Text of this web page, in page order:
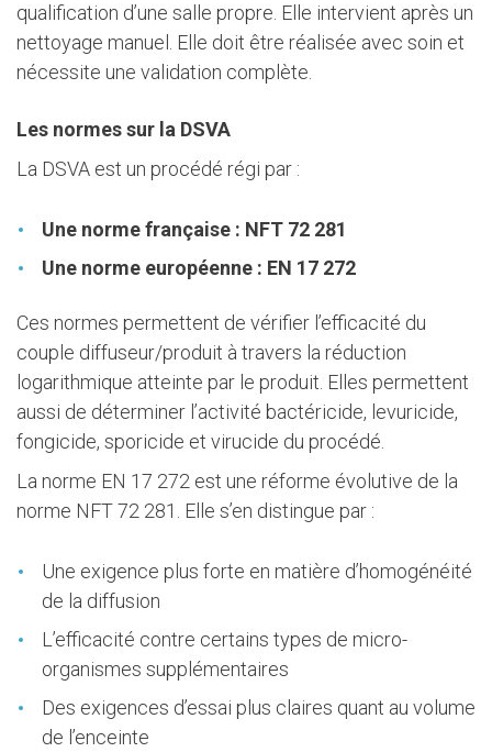
qualification d’une salle propre. Elle intervient après un
nettoyage manuel. Elle doit être réalisée avec soin et
nécessite une validation complète.
Les normes sur la DSVA
La DSVA est un procédé régi par :
Une norme française : NFT 72 281
Une norme européenne : EN 17 272
Ces normes permettent de vérifier l’efficacité du
couple diffuseur/produit à travers la réduction
logarithmique atteinte par le produit. Elles permettent
aussi de déterminer l’activité bactéricide, levuricide,
fongicide, sporicide et virucide du procédé.
La norme EN 17 272 est une réforme évolutive de la
norme NFT 72 281. Elle s’en distingue par :
Une exigence plus forte en matière d’homogénéité
de la diffusion
L’efficacité contre certains types de micro-
organismes supplémentaires
Des exigences d’essai plus claires quant au volume
de l’enceinte